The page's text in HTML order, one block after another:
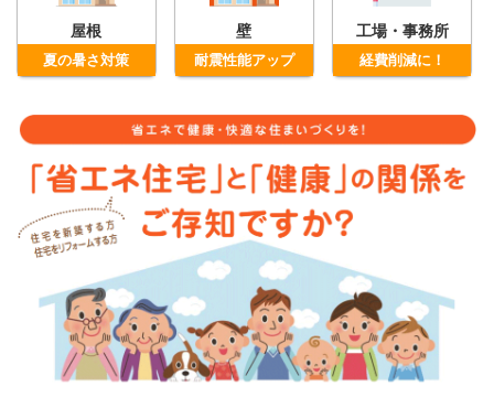
屋根
夏の暑さ対策
壁
耐震性能アップ
工場・事務所
経費削減に！